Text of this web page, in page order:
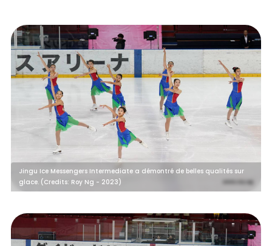
Jingu Ice Messengers Intermediate a démontré de belles qualités sur
glace. (Credits: Roy Ng - 2023)